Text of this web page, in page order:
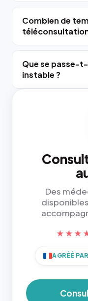
Combien de
Que se passe-
instable ?
Des
AGRÉÉ